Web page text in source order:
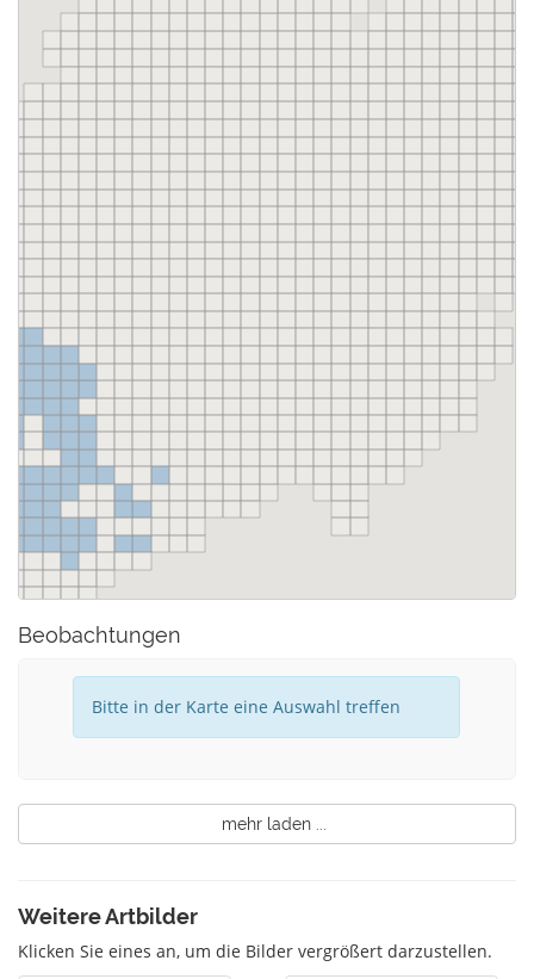
Beobachtungen
Bitte in der Karte eine Auswahl treffen
mehr laden ...
Weitere Artbilder
Klicken Sie eines an, um die Bilder vergrößert darzustellen.